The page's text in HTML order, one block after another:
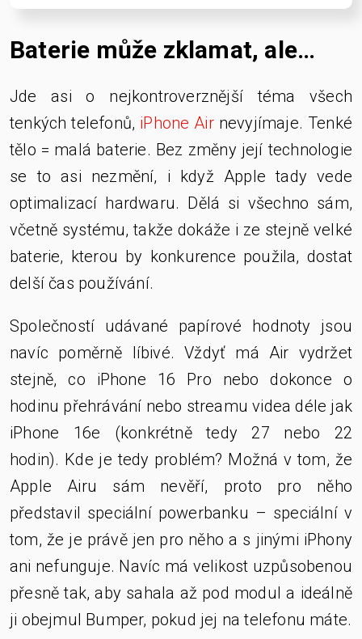
Baterie může zklamat, ale…
Jde asi o nejkontroverznější téma všech
tenkých telefonů, iPhone Airnevyjímaje. Tenké
tělo = malá baterie. Bez změny její technologie
se to asi nezmění, i když Apple tady vede
optimalizací hardwaru. Dělá si všechno sám,
včetně systému, takže dokáže i ze stejně velké
baterie, kterou by konkurence použila, dostat
delší čas používání.
Společností udávané papírové hodnoty jsou
navíc poměrně líbivé. Vždyť má Air vydržet
stejně, co iPhone 16 Pro nebo dokonce o
hodinu přehrávání nebo streamu videa déle jak
iPhone 16e (konkrétně tedy 27 nebo 22
hodin). Kde je tedy problém? Možná v tom, že
Apple Airu sám nevěří, proto pro něho
představil speciální powerbanku – speciální v
tom, že je právě jen pro něho a s jinými iPhony
ani nefunguje. Navíc má velikost uzpůsobenou
přesně tak, aby sahala až pod modul a ideálně
ji obejmul Bumper, pokud jej na telefonu máte.